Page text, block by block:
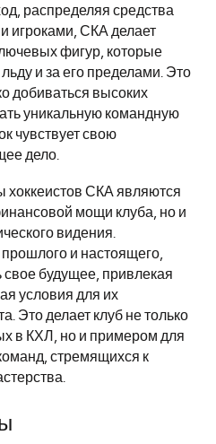
распределяя средства
игроками, СКА делает
фигур, которые
и за его пределами. Это
добиваться высоких
уникальную командную
чувствует свою
дело.
хоккеистов СКА являются
мощи клуба, но и
видения.
и настоящего,
будущее, привлекая
условия для их
Это делает клуб не только
в КХЛ, но и примером для
стремящихся к